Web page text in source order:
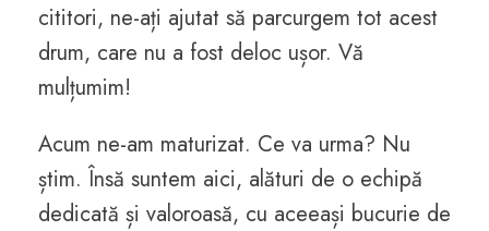
cititori, ne-ați ajutat să parcurgem tot acest
drum, care nu a fost deloc ușor. Vă
mulțumim!
Acum ne-am maturizat. Ce va urma? Nu
știm. Însă suntem aici, alături de o echipă
dedicată și valoroasă, cu aceeași bucurie de